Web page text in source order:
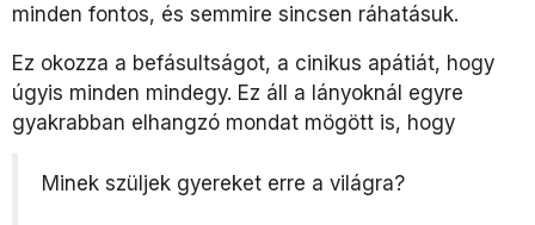
minden fontos, és semmire sincsen ráhatásuk.
Ez okozza a befásultságot, a cinikus apátiát, hogy
úgyis minden mindegy. Ez áll a lányoknál egyre
gyakrabban elhangzó mondat mögött is, hogy
Minek szüljek gyereket erre a világra?